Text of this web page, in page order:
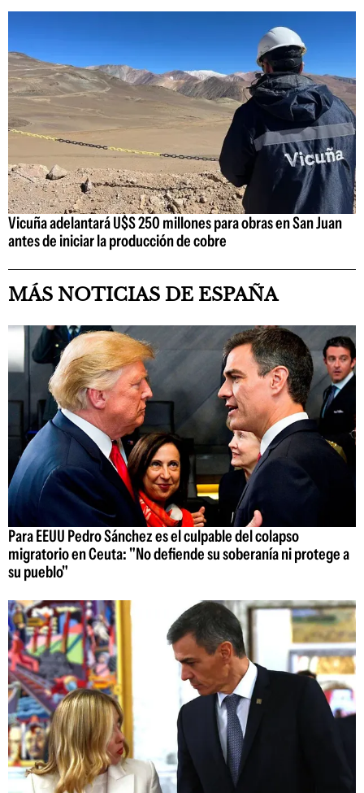
Vicuña adelantará U$S 250 millones para obras en San Juan
antes de iniciar la producción de cobre
MÁS NOTICIAS DE ESPAÑA
Para EEUU Pedro Sánchez es el culpable del colapso
migratorio en Ceuta: "No defiende su soberanía ni protege a
su pueblo"